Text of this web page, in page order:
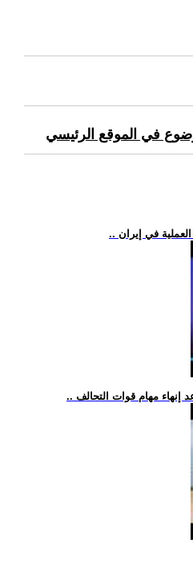
في الموقع الرئيسي
في إيران
إنهاء مهام قوات التحالف